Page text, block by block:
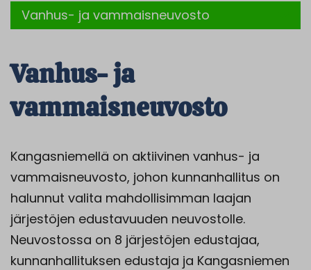
Vanhus- ja vammaisneuvosto
Vanhus- ja
vammaisneuvosto
Kangasniemellä on aktiivinen vanhus- ja
vammaisneuvosto, johon kunnanhallitus on
halunnut valita mahdollisimman laajan
järjestöjen edustavuuden neuvostolle.
Neuvostossa on 8 järjestöjen edustajaa,
kunnanhallituksen edustaja ja Kangasniemen